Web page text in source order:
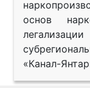
основ
«Канал-